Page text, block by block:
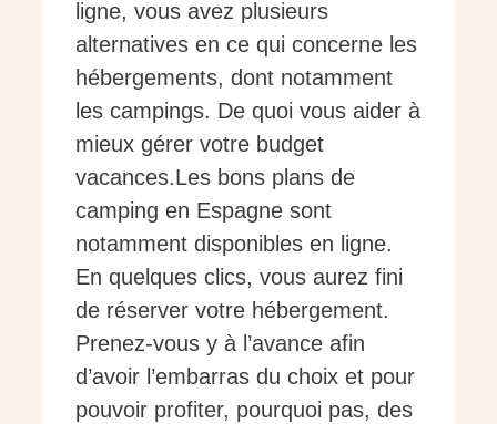
ligne, vous avez plusieurs
alternatives en ce qui concerne les
hébergements, dont notamment
les campings. De quoi vous aider à
mieux gérer votre budget
vacances.Les bons plans de
camping en Espagne sont
notamment disponibles en ligne.
En quelques clics, vous aurez fini
de réserver votre hébergement.
Prenez-vous y à l’avance afin
d’avoir l’embarras du choix et pour
pouvoir profiter, pourquoi pas, des